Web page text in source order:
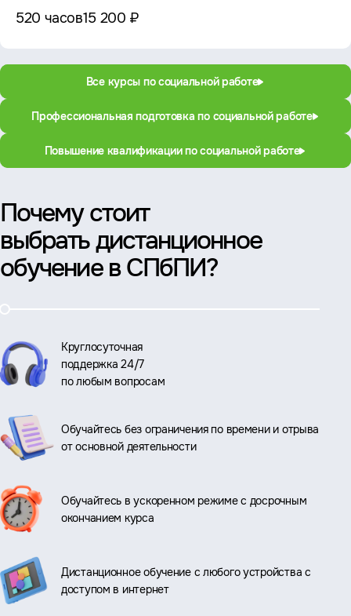
520 часов15 200 ₽
Все курсы по социальной работе
Профессиональная подготовка по социальной работе
Повышение квалификации по социальной работе
Почему стоит
выбрать дистанционное
обучение в СПбПИ?
Круглосуточная
поддержка 24/7
по любым вопросам
Обучайтесь без ограничения по времени и отрыва
от основной деятельности
Обучайтесь в ускоренном режиме с досрочным
окончанием курса
Дистанционное обучение с любого устройства с
доступом в интернет